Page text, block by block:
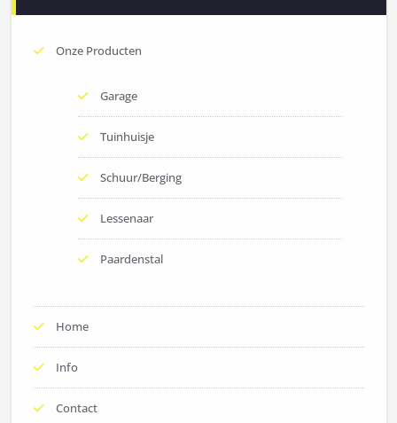
Onze Producten
Garage
Tuinhuisje
Schuur/Berging
Lessenaar
Paardenstal
Home
Info
Contact